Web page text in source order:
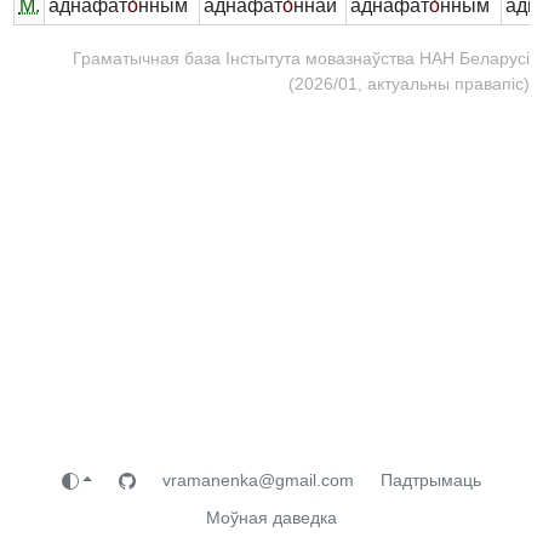
М. аднафато́нным аднафато́ннай аднафато́нным
Граматычная база Інстытута мовазнаўства НАН Беларусі
(2026/01, актуальны правапіс)
vramanenka@gmail.com
Падтрымаць
Моўная даведка